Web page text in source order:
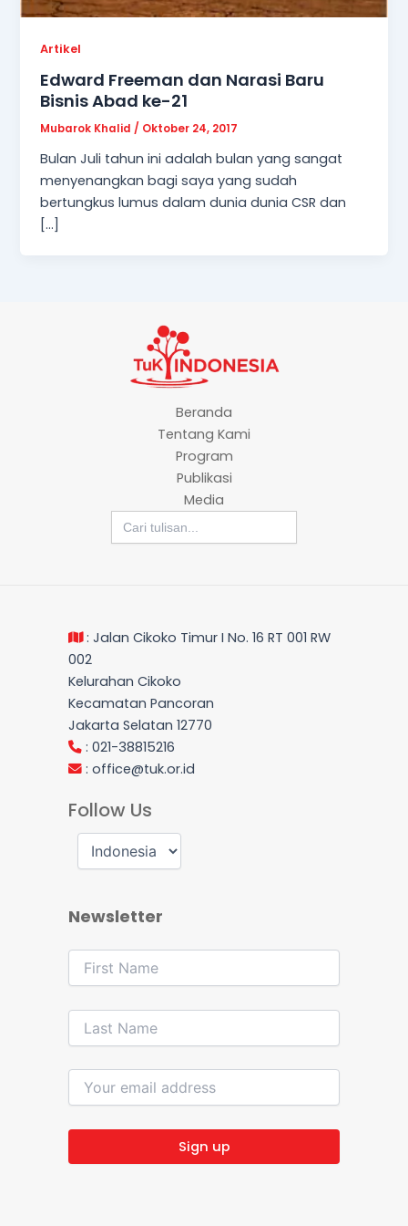
Artikel
Edward Freeman dan Narasi Baru
Bisnis Abad ke-21
Mubarok Khalid/ Oktober 24, 2017
Bulan Juli tahun ini adalah bulan yang sangat
menyenangkan bagi saya yang sudah
bertungkus lumus dalam dunia dunia CSR dan
[…]
Beranda
Tentang Kami
Program
Publikasi
Media
Search
for:
: Jalan Cikoko Timur I No. 16 RT 001 RW
002
Kelurahan Cikoko
Kecamatan Pancoran
Jakarta Selatan 12770
: 021-38815216
: office@tuk.or.id
Follow Us
Newsletter